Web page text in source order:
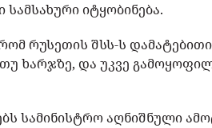
იტყობინება.
რუსეთის შსს-ს
ხარჯზე, და უკვე
სამინისტრო აღნიშნული